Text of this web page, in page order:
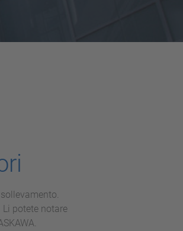
potete notare